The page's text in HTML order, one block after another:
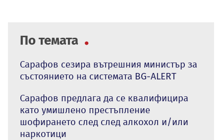
По темата
Сарафов сезира вътрешния министър за
състоянието на системата BG-ALERT
Сарафов предлага да се квалифицира
като умишлено престъпление
шофирането след след алкохол и/или
наркотици